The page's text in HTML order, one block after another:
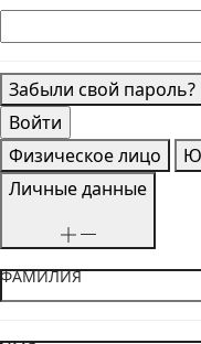
Забыли свой пароль?
Физическое лицо
Личные данные
ФАМИЛИЯ